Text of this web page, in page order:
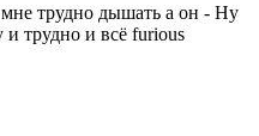
мне трудно дышать а он - Ну
и трудно и всё furious